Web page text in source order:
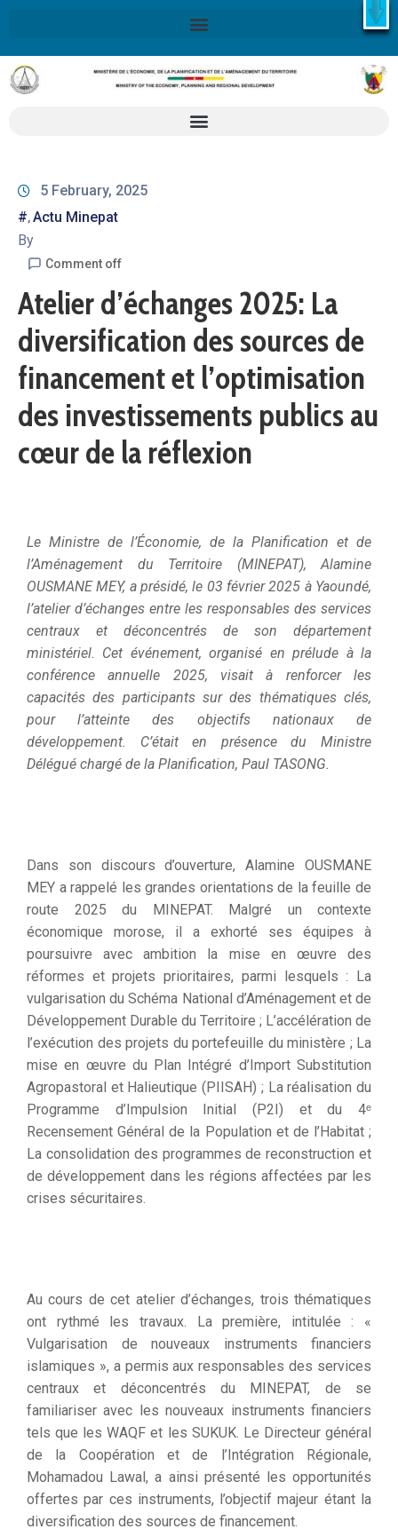
X
Retrouvez ici la Stratégie Nationale de Développement 2020-
2030SND30
En savoir plus
5 February, 2025
#‚Actu Minepat
By
Comment off
Atelier d’échanges 2025: La
diversification des sources de
financement et l’optimisation
des investissements publics au
cœur de la réflexion
Le Ministre de l’Économie, de la Planification et de
l’Aménagement du Territoire (MINEPAT), Alamine
OUSMANE MEY, a présidé, le 03 février 2025 à Yaoundé,
l’atelier d’échanges entre les responsables des services
centraux et déconcentrés de son département
ministériel. Cet événement, organisé en prélude à la
conférence annuelle 2025, visait à renforcer les
capacités des participants sur des thématiques clés,
pour l’atteinte des objectifs nationaux de
développement. C’était en présence du Ministre
Délégué chargé de la Planification, Paul TASONG.
Dans son discours d’ouverture, Alamine OUSMANE
MEY a rappelé les grandes orientations de la feuille de
route 2025 du MINEPAT. Malgré un contexte
économique morose, il a exhorté ses équipes à
poursuivre avec ambition la mise en œuvre des
réformes et projets prioritaires, parmi lesquels : La
vulgarisation du Schéma National d’Aménagement et de
Développement Durable du Territoire ; L’accélération de
l’exécution des projets du portefeuille du ministère ; La
mise en œuvre du Plan Intégré d’Import Substitution
Agropastoral et Halieutique (PIISAH) ; La réalisation du
Programme d’Impulsion Initial (P2I) et du 4ᵉ
Recensement Général de la Population et de l’Habitat ;
La consolidation des programmes de reconstruction et
de développement dans les régions affectées par les
crises sécuritaires.
Au cours de cet atelier d’échanges, trois thématiques
ont rythmé les travaux. La première, intitulée : «
Vulgarisation de nouveaux instruments financiers
islamiques », a permis aux responsables des services
centraux et déconcentrés du MINEPAT, de se
familiariser avec les nouveaux instruments financiers
tels que les WAQF et les SUKUK. Le Directeur général
de la Coopération et de l’Intégration Régionale,
Mohamadou Lawal, a ainsi présenté les opportunités
offertes par ces instruments, l’objectif majeur étant la
diversification des sources de financement.